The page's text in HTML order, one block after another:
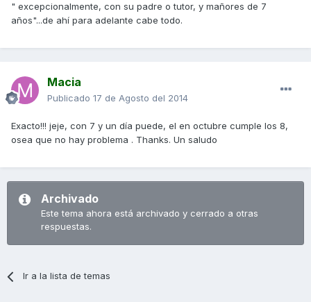
" excepcionalmente, con su padre o tutor, y mañores de 7
años"...de ahí para adelante cabe todo.
Macia
Publicado 17 de Agosto del 2014
Exacto!!! jeje, con 7 y un día puede, el en octubre cumple los 8,
osea que no hay problema . Thanks. Un saludo
Archivado
Este tema ahora está archivado y cerrado a otras
respuestas.
Ir a la lista de temas